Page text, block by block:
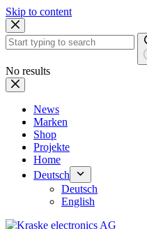
Skip to content
No results
News
Marken
Shop
Projekte
Home
Deutsch
Deutsch
English